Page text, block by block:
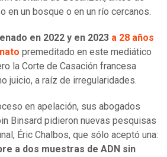
en un bosque o en un río cercanos.
en 2022 y en 2023 a 28 años
premeditado en este mediático
la Corte de Casación francesa
juicio, a raíz de irregularidades.
en apelación, sus abogados
Binsard pidieron nuevas pesquisas
Éric Chalbos, que sólo aceptó una:
a dos muestras de ADN sin